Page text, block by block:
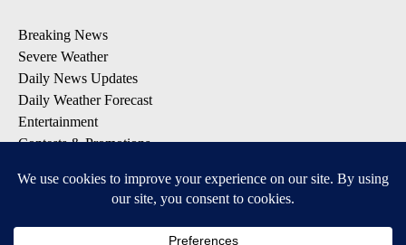
Breaking News
Severe Weather
Daily News Updates
Daily Weather Forecast
Entertainment
Contests & Promotions
DOWNLOAD OUR APPS
Available for iOS and Android